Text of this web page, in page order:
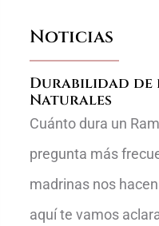
Noticias
Durabilidad de
Naturales
Cuánto dura un
pregunta más
madrinas nos
aquí te vamos